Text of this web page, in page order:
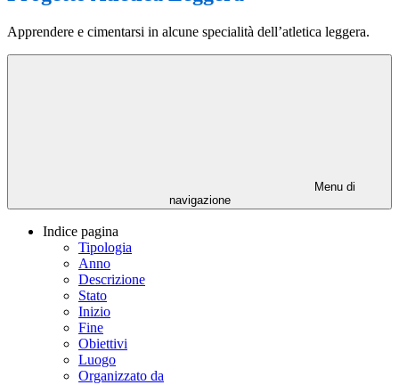
Apprendere e cimentarsi in alcune specialità dell’atletica leggera.
Menu di
navigazione
Indice pagina
Tipologia
Anno
Descrizione
Stato
Inizio
Fine
Obiettivi
Luogo
Organizzato da